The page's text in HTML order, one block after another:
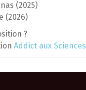
(2025)
(2026)
?
Addict aux Sciences